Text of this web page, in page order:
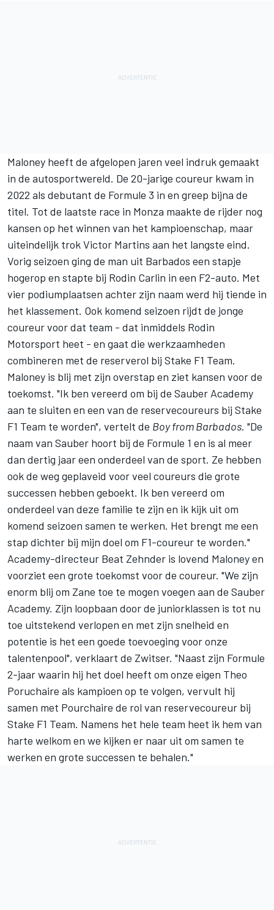
Maloney heeft de afgelopen jaren veel indruk gemaakt
in de autosportwereld. De 20-jarige coureur kwam in
2022 als debutant de Formule 3 in en greep bijna de
titel. Tot de laatste race in Monza maakte de rijder nog
kansen op het winnen van het kampioenschap, maar
uiteindelijk trok Victor Martins aan het langste eind.
Vorig seizoen ging de man uit Barbados een stapje
hogerop en stapte bij Rodin Carlin in een F2-auto. Met
vier podiumplaatsen achter zijn naam werd hij tiende in
het klassement. Ook komend seizoen rijdt de jonge
coureur voor dat team - dat inmiddels Rodin
Motorsport heet - en gaat die werkzaamheden
combineren met de reserverol bij Stake F1 Team.
Maloney is blij met zijn overstap en ziet kansen voor de
toekomst. "Ik ben vereerd om bij de Sauber Academy
aan te sluiten en een van de reservecoureurs bij Stake
F1 Team te worden", vertelt de Boy from Barbados. "De
naam van Sauber hoort bij de Formule 1 en is al meer
dan dertig jaar een onderdeel van de sport. Ze hebben
ook de weg geplaveid voor veel coureurs die grote
successen hebben geboekt. Ik ben vereerd om
onderdeel van deze familie te zijn en ik kijk uit om
komend seizoen samen te werken. Het brengt me een
stap dichter bij mijn doel om F1-coureur te worden."
Academy-directeur Beat Zehnder is lovend Maloney en
voorziet een grote toekomst voor de coureur. "We zijn
enorm blij om Zane toe te mogen voegen aan de Sauber
Academy. Zijn loopbaan door de juniorklassen is tot nu
toe uitstekend verlopen en met zijn snelheid en
potentie is het een goede toevoeging voor onze
talentenpool", verklaart de Zwitser. "Naast zijn Formule
2-jaar waarin hij het doel heeft om onze eigen Theo
Poruchaire als kampioen op te volgen, vervult hij
samen met Pourchaire de rol van reservecoureur bij
Stake F1 Team. Namens het hele team heet ik hem van
harte welkom en we kijken er naar uit om samen te
werken en grote successen te behalen."